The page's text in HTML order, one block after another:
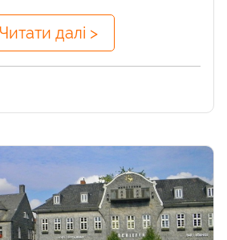
Читати далі >